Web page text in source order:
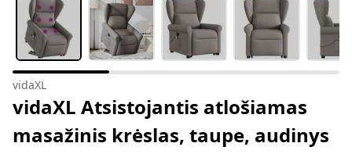
vidaXL
vidaXL Atsistojantis atlošiamas
masažinis krėslas, taupe, audinys